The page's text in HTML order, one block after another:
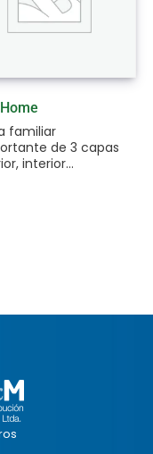
familiar
de 3 capas
interior...